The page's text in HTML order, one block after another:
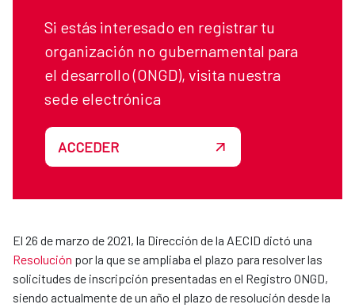
Si estás interesado en registrar tu
organización no gubernamental para
el desarrollo (ONGD), visita nuestra
sede electrónica
ACCEDER
El 26 de marzo de 2021, la Dirección de la AECID dictó una
Resolución por la que se ampliaba el plazo para resolver las
solicitudes de inscripción presentadas en el Registro ONGD,
siendo actualmente de un año el plazo de resolución desde la